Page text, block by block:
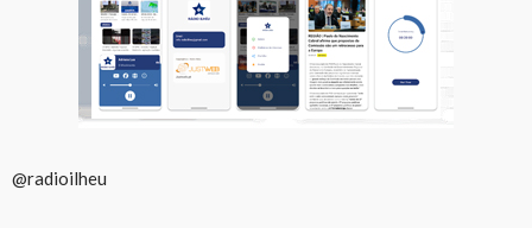
@radioilheu